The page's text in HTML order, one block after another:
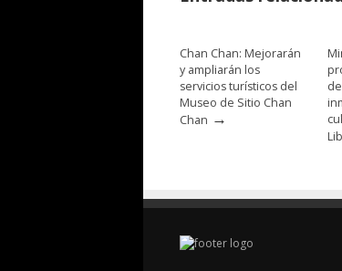
Chan Chan: Mejorarán
y ampliarán los
servicios turísticos del
Museo de Sitio Chan
Chan →